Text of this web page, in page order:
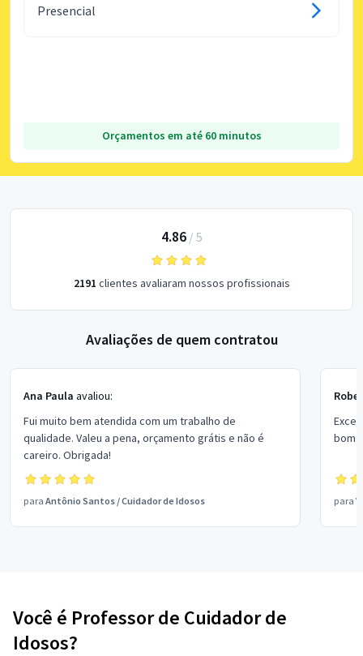
Presencial
Orçamentos em até 60 minutos
4.86/ 5
2191 clientes avaliaram nossos profissionais
Avaliações de quem contratou
Ana Paula avaliou:
Fui muito bem atendida com um trabalho de
qualidade. Valeu a pena, orçamento grátis e não é
careiro. Obrigada!
para Antônio Santos /Cuidador de Idosos
bom
para
Você é Professor de Cuidador de
Idosos?